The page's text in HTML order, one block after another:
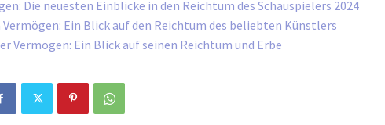
Die neuesten Einblicke in den Reichtum des Schauspielers 2024
Ein Blick auf den Reichtum des beliebten Künstlers
Vermögen: Ein Blick auf seinen Reichtum und Erbe